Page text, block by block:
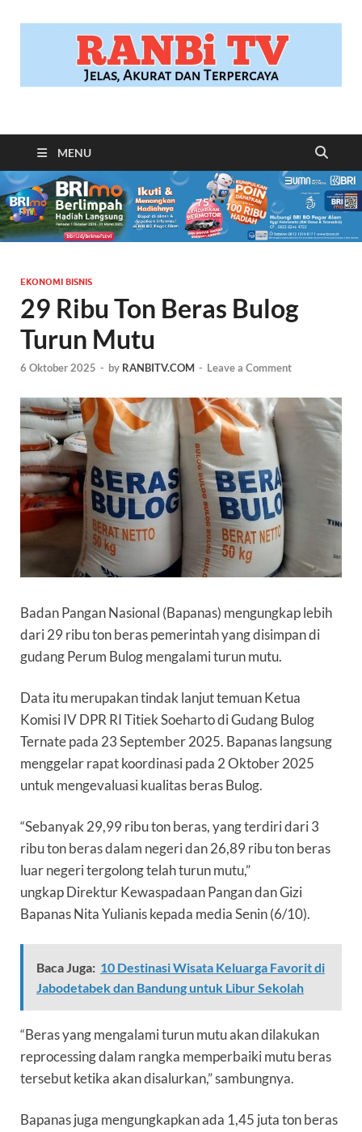
RANBITV.COM
MENU
EKONOMI BISNIS
29 Ribu Ton Beras Bulog
Turun Mutu
6 Oktober 2025 - by RANBITV.COM - Leave a Comment
Badan Pangan Nasional (Bapanas) mengungkap lebih
dari 29 ribu tonberaspemerintah yang disimpan di
gudang Perum Bulogmengalami turun mutu.
Data itu merupakan tindak lanjut temuan Ketua
Komisi IV DPR RI Titiek Soeharto di Gudang Bulog
Ternate pada 23 September 2025. Bapanas langsung
menggelar rapat koordinasi pada 2 Oktober 2025
untuk mengevaluasi kualitas beras Bulog.
“Sebanyak 29,99 ribu ton beras, yang terdiri dari 3
ribu ton beras dalam negeri dan 26,89 ribu ton beras
luar negeri tergolong telah turun mutu,”
ungkap Direktur Kewaspadaan Pangan dan Gizi
Bapanas Nita Yulianis kepada media Senin (6/10).
Baca Juga: 10 Destinasi Wisata Keluarga Favorit di
Jabodetabek dan Bandung untuk Libur Sekolah
“Beras yang mengalami turun mutu akan dilakukan
reprocessing dalam rangka memperbaiki mutu beras
tersebut ketika akan disalurkan,” sambungnya.
Bapanas juga mengungkapkan ada 1,45 juta ton beras